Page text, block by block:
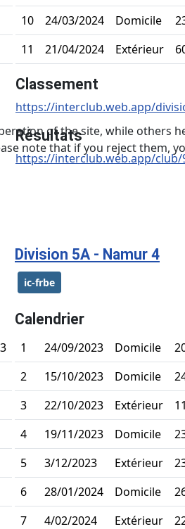
10
24/03/2024 Domicile
11
21/04/2024 Extérieur
Classement
https://interclub.web.app/
Résultats
https://interclub.web.app/club/
Division 5A - Namur 4
ic-frbe
Calendrier
1 24/09/2023 Domicile
2
15/10/2023 Domicile
3
22/10/2023 Extérieur
4
19/11/2023 Domicile
5
3/12/2023 Extérieur
6
28/01/2024 Domicile
7
4/02/2024 Extérieur
of the site, while others
note that if you reject them,